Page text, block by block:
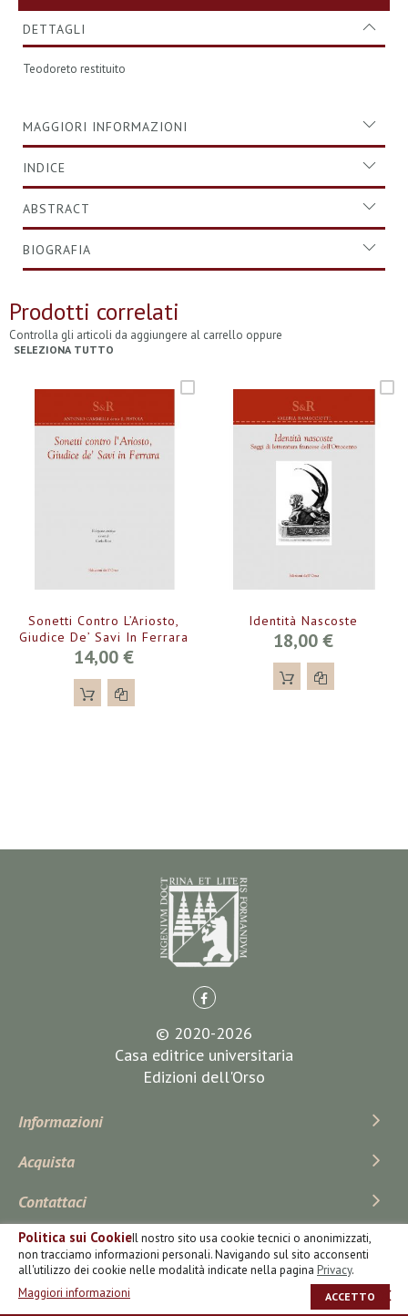
Politica sui CookieIl nostro sito usa cookie tecnici o anonimizzati,
non tracciamo informazioni personali. Navigando sul sito acconsenti
all'utilizzo dei cookie nelle modalità indicate nella pagina Privacy.
Maggiori informazioni
ACCETTO
DETTAGLI
Teodoreto restituito
MAGGIORI INFORMAZIONI
INDICE
ABSTRACT
BIOGRAFIA
Prodotti correlati
Controlla gli articoli da aggiungere al carrello oppure
SELEZIONA TUTTO
Sonetti Contro L’Ariosto,
Giudice De’ Savi In Ferrara
14,00 €
Identità Nascoste
18,00 €
© 2020-2026
Casa editrice universitaria
Edizioni dell'Orso
Informazioni
Acquista
Contattaci
Iscriviti Alla Newsletter